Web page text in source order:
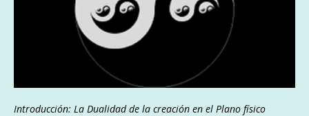
Introducción: La Dualidad de la creación en el Plano físico